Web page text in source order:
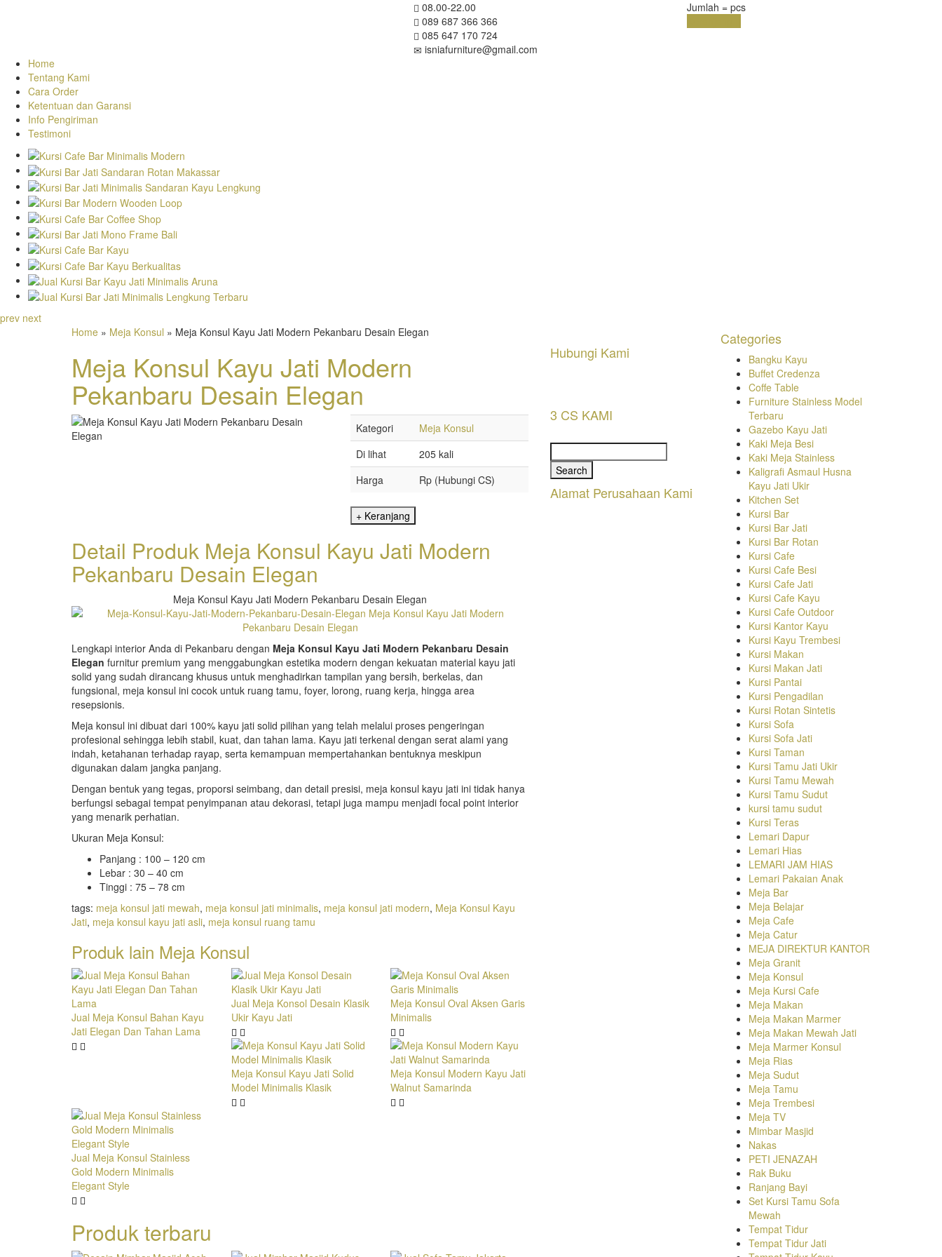
08.00-22.00
089 687 366 366
085 647 170 724
isniafurniture@gmail.com
Jumlah = pcs
Home
Tentang Kami
Cara Order
Ketentuan dan Garansi
Info Pengiriman
Testimoni
prev next
Home » Meja Konsul » Meja Konsul Kayu Jati Modern Pekanbaru Desain Elegan
Meja Konsul Kayu Jati Modern
Pekanbaru Desain Elegan
Kategori
Meja Konsul
Di lihat
205 kali
Harga
Rp (Hubungi CS)
Detail Produk Meja Konsul Kayu Jati Modern
Pekanbaru Desain Elegan
Meja Konsul Kayu Jati Modern Pekanbaru Desain Elegan
Lengkapi interior Anda di Pekanbaru dengan Meja Konsul Kayu Jati Modern Pekanbaru Desain
Elegan furnitur premium yang menggabungkan estetika modern dengan kekuatan material kayu jati
solid yang sudah dirancang khusus untuk menghadirkan tampilan yang bersih, berkelas, dan
fungsional, meja konsul ini cocok untuk ruang tamu, foyer, lorong, ruang kerja, hingga area
resepsionis.
Meja konsul ini dibuat dari 100% kayu jati solid pilihan yang telah melalui proses pengeringan
profesional sehingga lebih stabil, kuat, dan tahan lama. Kayu jati terkenal dengan serat alami yang
indah, ketahanan terhadap rayap, serta kemampuan mempertahankan bentuknya meskipun
digunakan dalam jangka panjang.
Dengan bentuk yang tegas, proporsi seimbang, dan detail presisi, meja konsul kayu jati ini tidak hanya
berfungsi sebagai tempat penyimpanan atau dekorasi, tetapi juga mampu menjadi focal point interior
yang menarik perhatian.
Ukuran Meja Konsul:
Panjang : 100 – 120 cm
Lebar : 30 – 40 cm
Tinggi : 75 – 78 cm
tags: meja konsul jati mewah, meja konsul jati minimalis, meja konsul jati modern, Meja Konsul Kayu
Jati, meja konsul kayu jati asli, meja konsul ruang tamu
Produk lain Meja Konsul
Jual Meja Konsul Bahan Kayu
Jati Elegan Dan Tahan Lama
Jual Meja Konsol Desain Klasik
Ukir Kayu Jati
Meja Konsul Oval Aksen Garis
Minimalis
Meja Konsul Kayu Jati Solid
Model Minimalis Klasik
Meja Konsul Modern Kayu Jati
Walnut Samarinda
Jual Meja Konsul Stainless
Gold Modern Minimalis
Elegant Style
Produk terbaru
Hubungi Kami
3 CS KAMI
for:
Alamat Perusahaan Kami
Categories
Bangku Kayu
Buffet Credenza
Coffe Table
Furniture Stainless Model
Terbaru
Gazebo Kayu Jati
Kaki Meja Besi
Kaki Meja Stainless
Kaligrafi Asmaul Husna
Kayu Jati Ukir
Kitchen Set
Kursi Bar
Kursi Bar Jati
Kursi Bar Rotan
Kursi Cafe
Kursi Cafe Besi
Kursi Cafe Jati
Kursi Cafe Kayu
Kursi Cafe Outdoor
Kursi Kantor Kayu
Kursi Kayu Trembesi
Kursi Makan
Kursi Makan Jati
Kursi Pantai
Kursi Pengadilan
Kursi Rotan Sintetis
Kursi Sofa
Kursi Sofa Jati
Kursi Taman
Kursi Tamu Jati Ukir
Kursi Tamu Mewah
Kursi Tamu Sudut
kursi tamu sudut
Kursi Teras
Lemari Dapur
Lemari Hias
LEMARI JAM HIAS
Lemari Pakaian Anak
Meja Bar
Meja Belajar
Meja Cafe
Meja Catur
MEJA DIREKTUR KANTOR
Meja Granit
Meja Konsul
Meja Kursi Cafe
Meja Makan
Meja Makan Marmer
Meja Makan Mewah Jati
Meja Marmer Konsul
Meja Rias
Meja Sudut
Meja Tamu
Meja Trembesi
Meja TV
Mimbar Masjid
Nakas
PETI JENAZAH
Rak Buku
Ranjang Bayi
Set Kursi Tamu Sofa
Mewah
Tempat Tidur
Tempat Tidur Jati